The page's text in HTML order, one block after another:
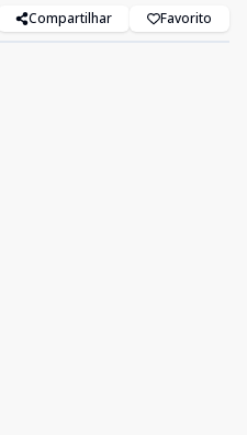
Compartilhar Favorito